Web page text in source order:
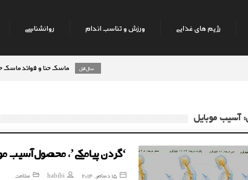
رژیم های غذایی ورزش و تناسب اندام روانشناسی
ماسک حنا و فوائد ماسک حنا بر
آسیب موبایل
‘گردن پیامکی’، محصول آسیب
15 دسامبر, 2014 habibi سلامت